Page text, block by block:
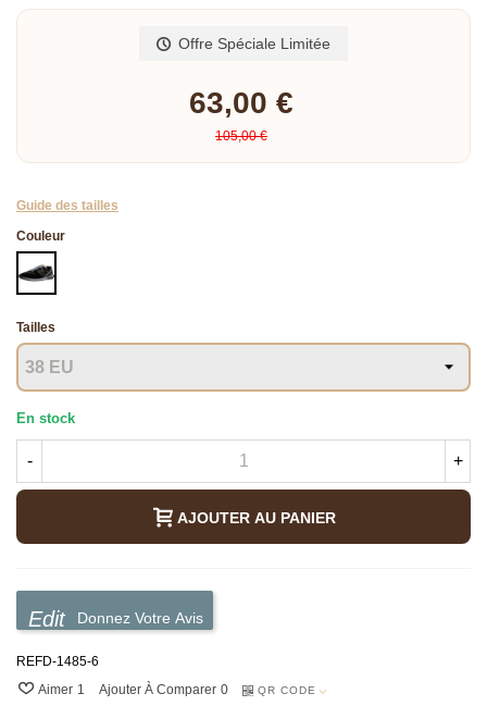
Offre Spéciale Limitée
63,00 €
105,00 €
Guide des tailles
Couleur
NOIR
Tailles
En stock
- +
AJOUTER AU PANIER
Donnez Votre Avis
REFD-1485-6
Aimer 1 Ajouter À Comparer 0 QR CODE